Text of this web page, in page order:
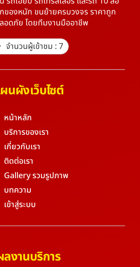
ของหนัก ขนย้ายครบวงจร ราคาถูก
อดภัย โดยทีมงานมืออาชีพ
จำนวนผู้เข้าชม : 7
นผังเว็บไซต์
หน้าหลัก
บริการของเรา
เกี่ยวกับเรา
ติดต่อเรา
Gallery รวมรูปภาพ
บทความ
เข้าสู่ระบบ
ลงานบริการ